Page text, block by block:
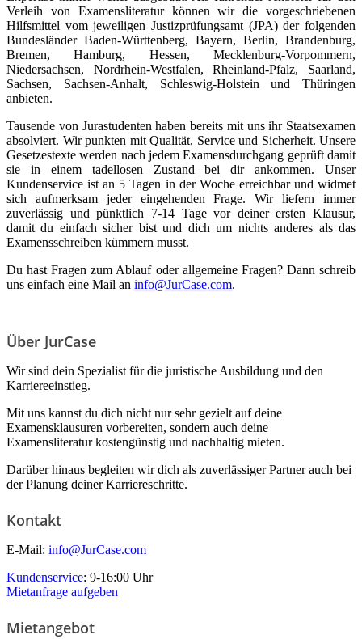
Verleih von Examensliteratur können wir die vorgeschriebenen
Hilfsmittel vom jeweiligen Justizprüfungsamt (JPA) der folgenden
Bundesländer Baden-Württenberg, Bayern, Berlin, Brandenburg,
Bremen, Hamburg, Hessen, Mecklenburg-Vorpommern,
Niedersachsen, Nordrhein-Westfalen, Rheinland-Pfalz, Saarland,
Sachsen, Sachsen-Anhalt, Schleswig-Holstein und Thüringen
anbieten.
Tausende von Jurastudenten haben bereits mit uns ihr Staatsexamen
absolviert. Wir punkten mit Qualität, Service und Sicherheit. Unsere
Gesetzestexte werden nach jedem Examensdurchgang geprüft damit
sie in einem tadellosen Zustand bei dir ankommen. Unser
Kundenservice ist an 5 Tagen in der Woche erreichbar und widmet
sich aufmerksam jeder eingehenden Frage. Wir liefern immer
zuverlässig und pünktlich 7-14 Tage vor deiner ersten Klausur,
damit du einfach sicher bist und dich um nichts anderes als das
Examensschreiben kümmern musst.
Du hast Fragen zum Ablauf oder allgemeine Fragen? Dann schreib
uns einfach eine Mail an info@JurCase.com.
Über JurCase
Wir sind dein Spezialist für die juristische Ausbildung und den
Karriereeinstieg.
Mit uns kannst du dich nicht nur sehr gezielt auf deine
Examensklausuren vorbereiten, sondern auch deine
Examensliteratur kostengünstig und nachhaltig mieten.
Darüber hinaus begleiten wir dich als zuverlässiger Partner auch bei
der Planung deiner Karriereschritte.
Kontakt
E-Mail: info@JurCase.com
Kundenservice: 9-16:00 Uhr
Mietanfrage aufgeben
Mietangebot